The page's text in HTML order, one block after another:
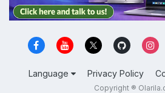
Language Privacy Policy
Copyright ®